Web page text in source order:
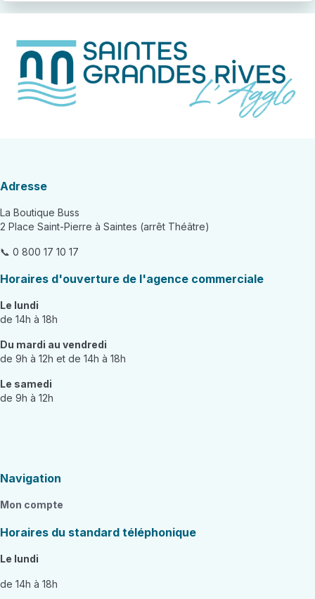
Adresse
La Boutique Buss
2 Place Saint-Pierre à Saintes (arrêt Théâtre)
📞 0 800 17 10 17
Horaires d'ouverture de l'agence commerciale
Le lundi
de 14h à 18h
Du mardi au vendredi
de 9h à 12h et de 14h à 18h
Le samedi
de 9h à 12h
Navigation
Mon compte
Horaires du standard téléphonique
Le lundi
de 14h à 18h